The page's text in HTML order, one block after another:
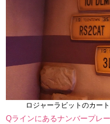
ロジャーラビットのカー
Qラインにあるナンバープレ